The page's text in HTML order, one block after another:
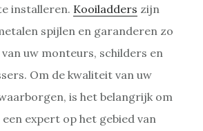
installeren. Kooiladders zijn
spijlen en garanderen zo
uw monteurs, schilders en
Om de kwaliteit van uw
is het belangrijk om
expert op het gebied van